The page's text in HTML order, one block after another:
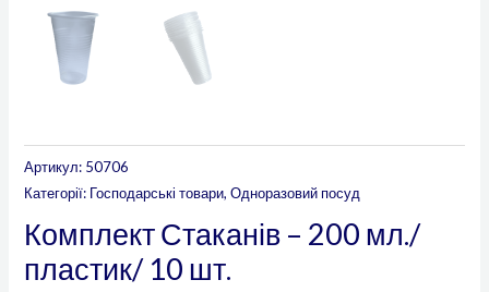
Артикул: 50706
Категорії: Господарські товари,Одноразовий посуд
Комплект Стаканів – 200 мл./
пластик/ 10 шт.